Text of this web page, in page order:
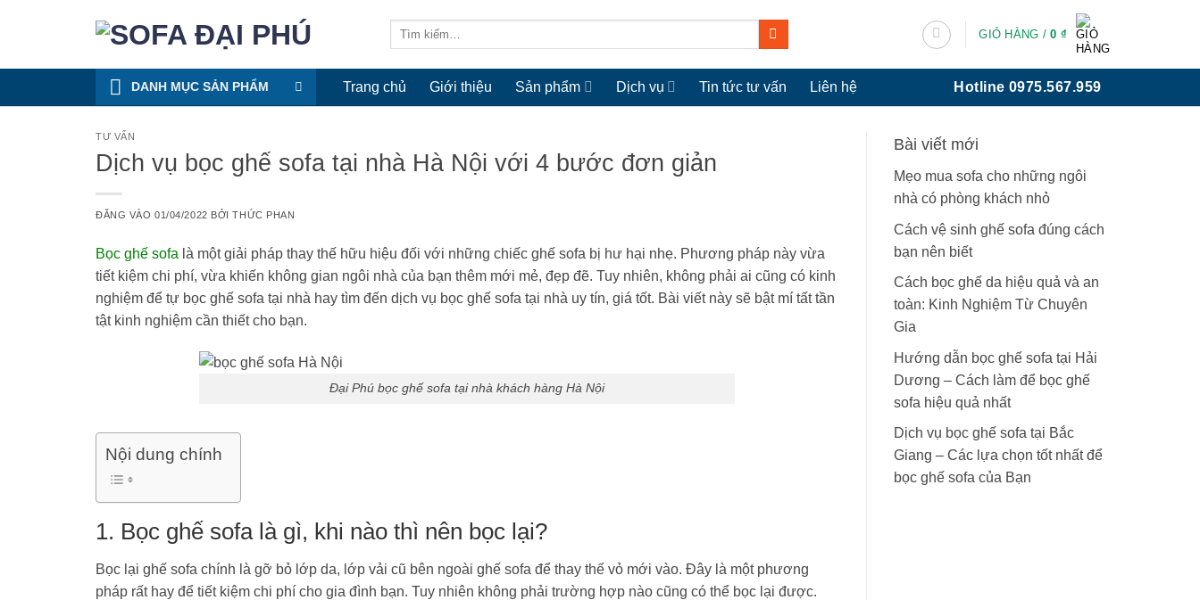
Tìm
GIỎ HÀNG /0 ₫
DANH MỤC SẢN PHẨM Trang chủ Giới thiệu Sản phẩm Dịch vụ Tin tức tư vấn Liên hệ Hotline 0975.567.959
TƯ VẤN
Dịch vụ bọc ghế sofa tại nhà Hà Nội với 4 bước đơn giản
ĐĂNG VÀO01/04/2022 BỞITHỨC PHAN
Bọc ghế sofa là một giải pháp thay thế hữu hiệu đối với những chiếc ghế sofa bị hư hại nhẹ. Phương pháp này vừa
tiết kiệm chi phí, vừa khiến không gian ngôi nhà của bạn thêm mới mẻ, đẹp đẽ. Tuy nhiên, không phải ai cũng có kinh
nghiệm để tự bọc ghế sofa tại nhà hay tìm đến dịch vụ bọc ghế sofa tại nhà uy tín, giá tốt. Bài viết này sẽ bật mí tất tần
tật kinh nghiệm cần thiết cho bạn.
Đại Phú bọc ghế sofa tại nhà khách hàng Hà Nội
Nội dung chính
1. Bọc ghế sofa là gì, khi nào thì nên bọc lại?
Bọc lại ghế sofa chính là gỡ bỏ lớp da, lớp vải cũ bên ngoài ghế sofa để thay thế vỏ mới vào. Đây là một phương
pháp rất hay để tiết kiệm chi phí cho gia đình bạn. Tuy nhiên không phải trường hợp nào cũng có thể bọc lại được.
Bài viết mới
Mẹo mua sofa cho những ngôi
nhà có phòng khách nhỏ
Cách vệ sinh ghế sofa đúng cách
bạn nên biết
Cách bọc ghế da hiệu quả và an
toàn: Kinh Nghiệm Từ Chuyên
Gia
Hướng dẫn bọc ghế sofa tại Hải
Dương – Cách làm để bọc ghế
sofa hiệu quả nhất
Dịch vụ bọc ghế sofa tại Bắc
Giang – Các lựa chọn tốt nhất để
bọc ghế sofa của Bạn